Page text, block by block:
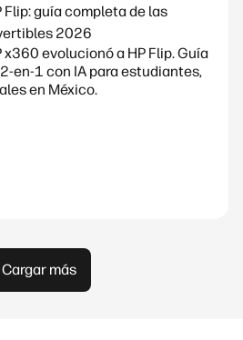
Flip: guía completa de las
2026
x360 evolucionó a HP Flip. Guía
en-1 con IA para estudiantes,
en México.
Cargar más